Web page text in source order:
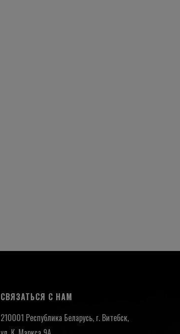
СВЯЗАТЬСЯ С НАМ
210001 Республика Беларусь, г. Витебск,